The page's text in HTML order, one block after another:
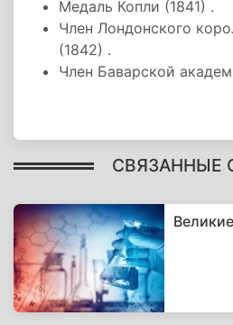
Медаль Копли (1841) .
Член Лондонского
(1842) .
Член Баварской
СВЯЗАННЫЕ